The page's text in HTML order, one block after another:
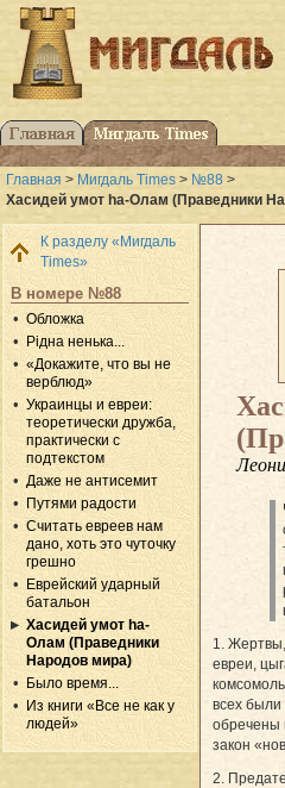
Главная > Мигдаль Times > №88 >
Хасидей умот hа-Олам (Праведники
К разделу «Мигдаль
Times»
В номере №88
Обложка
Рідна ненька...
«Докажите, что вы не
верблюд»
Украинцы и евреи:
теоретически дружба,
практически с
подтекстом
Даже не антисемит
Путями радости
Считать евреев нам
дано, хоть это чуточку
грешно
Еврейский ударный
батальон
Хасидей умот hа-
Олам (Праведники
Народов мира)
Было время...
Из книги «Все не как у
людей»
1.
евреи,
всех
обречены
закон
2.